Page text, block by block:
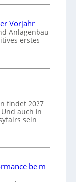
Vorjahr
Anlagenbau
erstes
findet 2027
auch in
sein
beim